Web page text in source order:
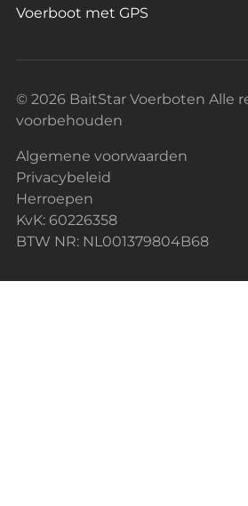
Voerboot met GPS
© 2026 BaitStar Voerboten Alle
voorbehouden
Algemene voorwaarden
Privacybeleid
Herroepen
KvK: 60226358
BTW NR: NL001379804B68